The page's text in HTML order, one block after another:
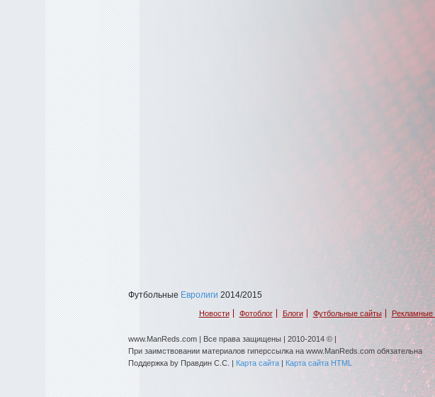
Футбольные Евролиги 2014/2015
Новости Фотоблог Блоги Футбольные сайты Рекламные
www.ManReds.com | Все права защищены | 2010-2014 © |
При заимствовании материалов гиперссылка на www.ManReds.com обязательна
Поддержка by Правдин С.С. | Карта сайта| Карта сайта HTML